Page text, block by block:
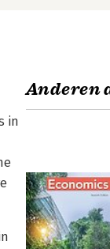
in
Anderen